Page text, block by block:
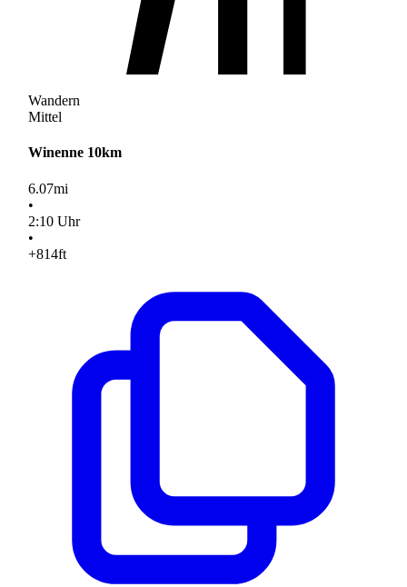
Wandern
Mittel
Winenne 10km
6.07mi
•
2:10Uhr
•
+814ft